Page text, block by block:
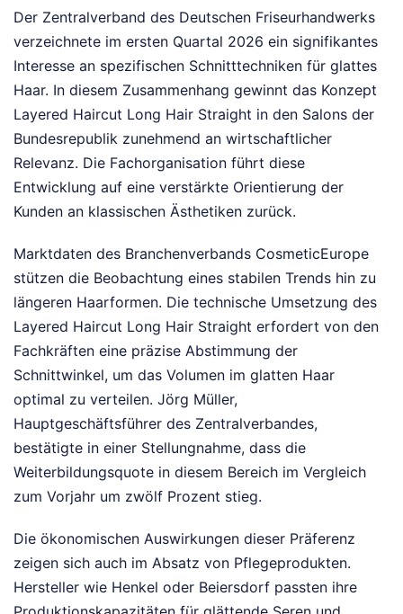
Der Zentralverband des Deutschen Friseurhandwerks
verzeichnete im ersten Quartal 2026 ein signifikantes
Interesse an spezifischen Schnitttechniken für glattes
Haar. In diesem Zusammenhang gewinnt das Konzept
Layered Haircut Long Hair Straight in den Salons der
Bundesrepublik zunehmend an wirtschaftlicher
Relevanz. Die Fachorganisation führt diese
Entwicklung auf eine verstärkte Orientierung der
Kunden an klassischen Ästhetiken zurück.
Marktdaten des Branchenverbands CosmeticEurope
stützen die Beobachtung eines stabilen Trends hin zu
längeren Haarformen. Die technische Umsetzung des
Layered Haircut Long Hair Straight erfordert von den
Fachkräften eine präzise Abstimmung der
Schnittwinkel, um das Volumen im glatten Haar
optimal zu verteilen. Jörg Müller,
Hauptgeschäftsführer des Zentralverbandes,
bestätigte in einer Stellungnahme, dass die
Weiterbildungsquote in diesem Bereich im Vergleich
zum Vorjahr um zwölf Prozent stieg.
Die ökonomischen Auswirkungen dieser Präferenz
zeigen sich auch im Absatz von Pflegeprodukten.
Hersteller wie Henkel oder Beiersdorf passten ihre